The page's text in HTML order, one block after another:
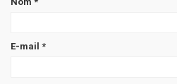
E-mail *